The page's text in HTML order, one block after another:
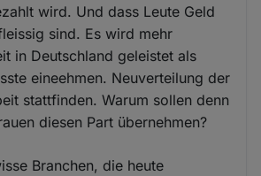
wird. Und dass Leute Geld
sind. Es wird mehr
in Deutschland geleistet als
eineehmen. Neuverteilung der
stattfinden. Warum sollen denn
diesen Part übernehmen?
Branchen, die heute